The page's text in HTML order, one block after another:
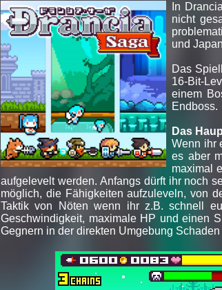
In
nicht
und
Das
16-Bit-
einem
Endboss.
Das
Wenn ihr
es aber
maximal
aufgelevelt werden. Anfangs dürft ihr noch
möglich, die Fähigkeiten aufzuleveln, von
Taktik von Nöten wenn ihr z.B. schnell
Geschwindigkeit, maximale HP und einen
Gegnern in der direkten Umgebung